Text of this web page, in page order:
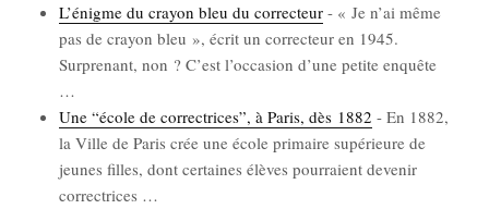
L’énigme du crayon bleu du cor­rec­teur - « Je n’ai même
pas de crayon bleu », écrit un cor­rec­teur en 1945.
Sur­pre­nant, non ? C’est l’oc­ca­sion d’une petite enquête
…
Une “école de cor­rec­trices”, à Paris, dès 1882 - En 1882,
la Ville de Paris crée une école pri­maire supé­rieure de
jeunes filles, dont cer­taines élèves pour­raient deve­nir
cor­rec­trices …